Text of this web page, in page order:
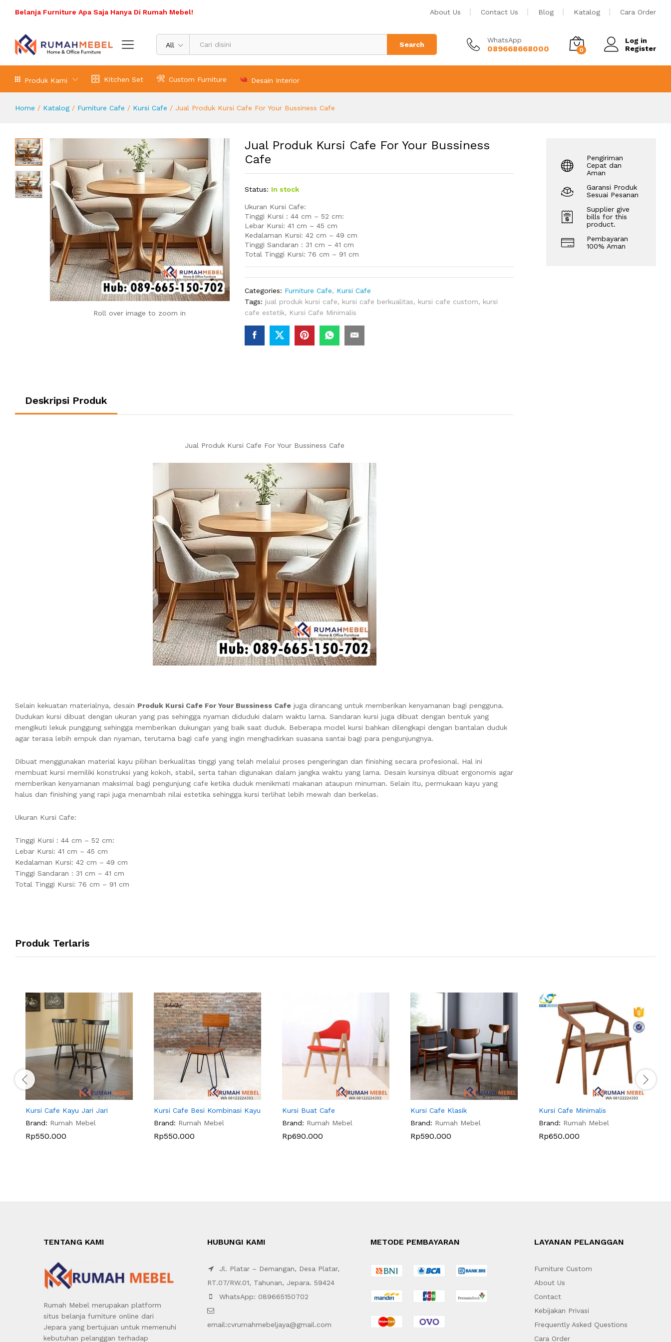
Belanja Furniture Apa Saja Hanya Di Rumah Mebel! About Us Contact Us Blog Katalog Cara Order
All Search
WhatsApp
089668668000 0
Log in
Register
Produk Kami Kitchen Set Custom Furniture Desain Interior
Home / Katalog / Furniture Cafe / Kursi Cafe / Jual Produk Kursi Cafe For Your Bussiness Cafe
Roll over image to zoom in
Jual Produk Kursi Cafe For Your Bussiness
Cafe
Status: In stock
Ukuran Kursi Cafe:
Tinggi Kursi : 44 cm – 52 cm:
Lebar Kursi: 41 cm – 45 cm
Kedalaman Kursi: 42 cm – 49 cm
Tinggi Sandaran : 31 cm – 41 cm
Total Tinggi Kursi: 76 cm – 91 cm
Categories: Furniture Cafe, Kursi Cafe
Tags: jual produk kursi cafe, kursi cafe berkualitas, kursi cafe custom, kursi
cafe estetik, Kursi Cafe Minimalis
Deskripsi Produk
Jual Produk Kursi Cafe For Your Bussiness Cafe
Selain kekuatan materialnya, desain Produk Kursi Cafe For Your Bussiness Cafe juga dirancang untuk memberikan kenyamanan bagi pengguna.
Dudukan kursi dibuat dengan ukuran yang pas sehingga nyaman diduduki dalam waktu lama. Sandaran kursi juga dibuat dengan bentuk yang
mengikuti lekuk punggung sehingga memberikan dukungan yang baik saat duduk. Beberapa model kursi bahkan dilengkapi dengan bantalan duduk
agar terasa lebih empuk dan nyaman, terutama bagi cafe yang ingin menghadirkan suasana santai bagi para pengunjungnya.
Dibuat menggunakan material kayu pilihan berkualitas tinggi yang telah melalui proses pengeringan dan finishing secara profesional. Hal ini
membuat kursi memiliki konstruksi yang kokoh, stabil, serta tahan digunakan dalam jangka waktu yang lama. Desain kursinya dibuat ergonomis agar
memberikan kenyamanan maksimal bagi pengunjung cafe ketika duduk menikmati makanan ataupun minuman. Selain itu, permukaan kayu yang
halus dan finishing yang rapi juga menambah nilai estetika sehingga kursi terlihat lebih mewah dan berkelas.
Ukuran Kursi Cafe:
Tinggi Kursi : 44 cm – 52 cm:
Lebar Kursi: 41 cm – 45 cm
Kedalaman Kursi: 42 cm – 49 cm
Tinggi Sandaran : 31 cm – 41 cm
Total Tinggi Kursi: 76 cm – 91 cm
Pengiriman
Cepat dan
Aman
Garansi Produk
Sesuai Pesanan
Supplier give
bills for this
product.
Pembayaran
100% Aman
Produk Terlaris
Kursi Cafe Kayu Jari Jari
Brand: Rumah Mebel
Rp550.000
Kursi Cafe Besi Kombinasi Kayu
Brand: Rumah Mebel
Rp550.000
Kursi Buat Cafe
Brand: Rumah Mebel
Rp690.000
Kursi Cafe Klasik
Brand: Rumah Mebel
Rp590.000
Kursi Cafe Minimalis
Brand: Rumah Mebel
Rp650.000
TENTANG KAMI
Rumah Mebel merupakan platform
situs belanja furniture online dari
Jepara yang bertujuan untuk memenuhi
kebutuhan pelanggan terhadap
HUBUNGI KAMI
Jl. Platar – Demangan, Desa Platar,
RT.07/RW.01, Tahunan, Jepara. 59424
WhatsApp: 089665150702
email:cvrumahmebeljaya@gmail.com
METODE PEMBAYARAN LAYANAN PELANGGAN
Furniture Custom
About Us
Contact
Kebijakan Privasi
Frequently Asked Questions
Cara Order
Deskripsi Produk
Tambah ke keranjang